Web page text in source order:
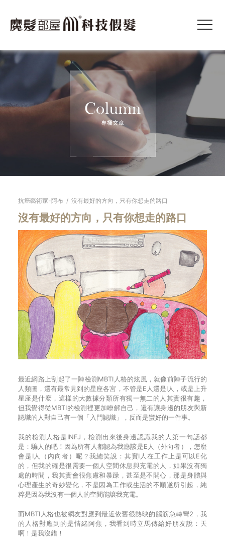
抗癌藝術家-阿布 / 沒有最好的方向，只有你想走的路口
沒有最好的方向，只有你想走的路口
最近網路上刮起了一陣檢測MBTI人格的炫風，就像前陣子流行的
人類圖，還有最常見到的星座各宮，不管是E人還是I人，或是上升
星座是什麼，這樣的大數據分類所有獨一無二的人其實很有趣，
但我覺得從MBTI的檢測裡更加瞭解自己，還有讓身邊的朋友與新
認識的人對自己有一個「入門認識」，反而是蠻好的一件事。
我的檢測人格是INFJ，檢測出來後身邊認識我的人第一句話都
是：騙人的吧！因為所有人都認為我應該是E人（外向者），怎麼
會是I人（內向者）呢？我總笑說：其實I人在工作上是可以E化
的，但我的確是很需要一個人空間休息與充電的人，如果沒有獨
處的時間，我其實會很焦慮和暴躁，甚至是不開心，那是身體與
心理產生的奇妙變化，不是因為工作或生活的不順遂所引起，純
粹是因為我沒有一個人的空間能讓我充電。
而MBTI人格也被網友對應到最近依舊很熱映的腦筋急轉彎2，我
的人格對應到的是情緒阿焦，我看到時立馬傳給好朋友說：天
啊！是我沒錯！